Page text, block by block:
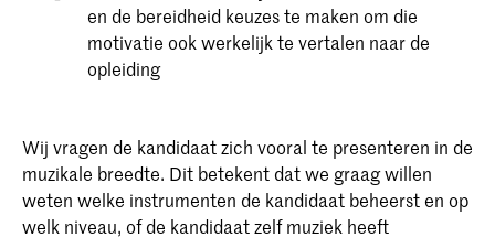
en de bereidheid keuzes te maken om die
motivatie ook werkelijk te vertalen naar de
opleiding
Wij vragen de kandidaat zich vooral te presenteren in de
muzikale breedte. Dit betekent dat we graag willen
weten welke instrumenten de kandidaat beheerst en op
welk niveau, of de kandidaat zelf muziek heeft